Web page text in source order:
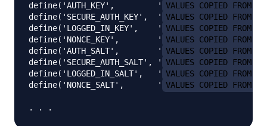
define('AUTH_KEY',         ' VALUES COPIED FROM
define('SECURE_AUTH_KEY',  ' VALUES COPIED FROM
define('LOGGED_IN_KEY',    ' VALUES COPIED FROM
define('NONCE_KEY',        ' VALUES COPIED FROM
define('AUTH_SALT',        ' VALUES COPIED FROM
define('SECURE_AUTH_SALT', ' VALUES COPIED FROM
define('LOGGED_IN_SALT',   ' VALUES COPIED FROM
define('NONCE_SALT',       ' VALUES COPIED FROM